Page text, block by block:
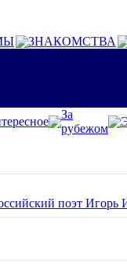
ЗНАКОМСТВА
За
рубежом
поэт Игорь